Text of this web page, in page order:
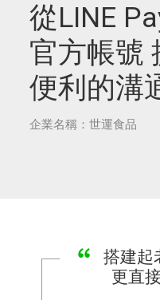
從LINE
官方帳號
便利的溝
企業名稱：世運食品
搭建起
更直